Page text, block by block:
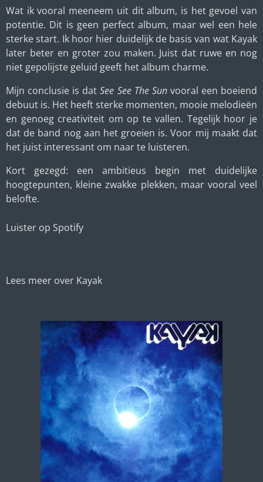
Wat ik vooral meeneem uit dit album, is het gevoel van
potentie. Dit is geen perfect album, maar wel een hele
sterke start. Ik hoor hier duidelijk de basis van wat Kayak
later beter en groter zou maken. Juist dat ruwe en nog
niet gepolijste geluid geeft het album charme.
Mijn conclusie is datSee See The Sunvooral een boeiend
debuut is. Het heeft sterke momenten, mooie melodieën
en genoeg creativiteit om op te vallen. Tegelijk hoor je
dat de band nog aan het groeien is. Voor mij maakt dat
het juist interessant om naar te luisteren.
Kort gezegd: een ambitieus begin met duidelijke
hoogtepunten, kleine zwakke plekken, maar vooral veel
belofte.
Luister op Spotify
Lees meer over Kayak